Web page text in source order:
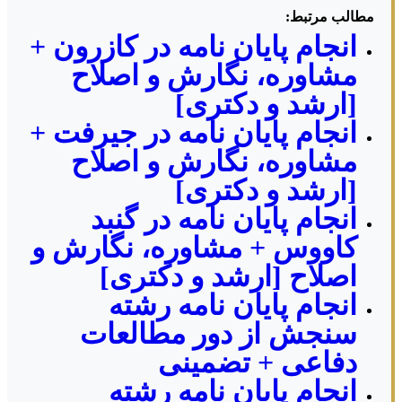
مطالب مرتبط:
انجام پایان نامه در کازرون +
مشاوره، نگارش و اصلاح
[ارشد و دکتری]
انجام پایان نامه در جیرفت +
مشاوره، نگارش و اصلاح
[ارشد و دکتری]
انجام پایان نامه در گنبد
کاووس + مشاوره، نگارش و
اصلاح [ارشد و دکتری]
انجام پایان نامه رشته
سنجش از دور مطالعات
دفاعی + تضمینی
انجام پایان نامه رشته